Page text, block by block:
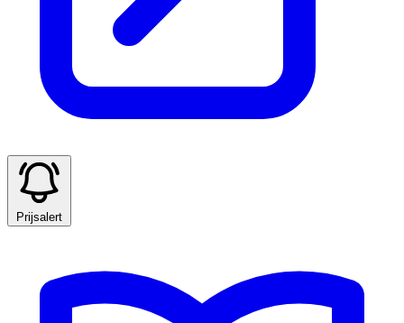
Prijsalert